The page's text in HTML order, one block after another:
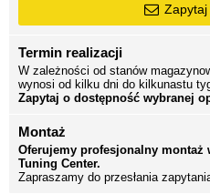
Termin realizacji
W zależności od stanów
wynosi od kilku dni do kilkunastu
Zapytaj o dostępność wybranej
Montaż
Oferujemy profesjonalny montaż
Tuning Center.
Zapraszamy do przesłania